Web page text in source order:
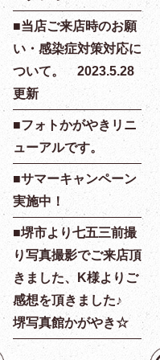
当店ご来店時のお願
い・感染症対策対応に
ついて。 2023.5.28
更新
フォトかがやきリニ
ューアルです。
サマーキャンペーン
実施中！
堺市より七五三前撮
り写真撮影でご来店頂
きました、K様よりご
感想を頂きました♪
堺写真館かがやき☆